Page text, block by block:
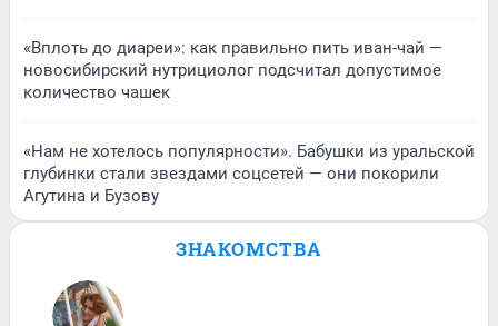
«Вплоть до диареи»: как правильно пить иван-чай —
новосибирский нутрициолог подсчитал допустимое
количество чашек
«Нам не хотелось популярности». Бабушки из уральской
глубинки стали звездами соцсетей — они покорили
Агутина и Бузову
ЗНАКОМСТВА